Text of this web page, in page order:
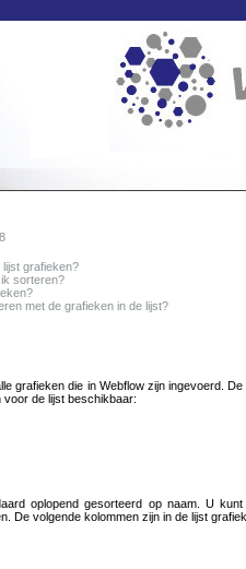
lijst grafieken?
sorteren?
met de grafieken in de lijst?
grafieken die in Webflow zijn ingevoerd.
voor de lijst beschikbaar:
oplopend gesorteerd op naam. U
De volgende kolommen zijn in de lijst